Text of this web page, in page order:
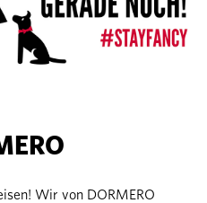
Wir von DORMERO